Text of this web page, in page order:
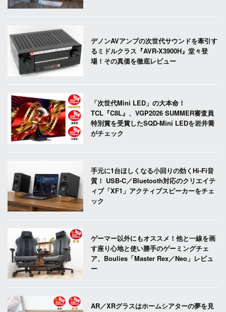
デノンAVアンプの次世代サウンドを牽引す
るミドルクラス『AVR-X3900H』堂々登
場！その真価を徹底レビュー
「次世代Mini LED」の大本命！
TCL『C8L』、VGP2026 SUMMER審査員
特別賞を受賞したSQD-Mini LEDを岩井喬
がチェック
手元に1台ほしくなる小回りの効くHi-Fi音
質！ USB-C／Bluetooth対応のクリエイテ
ィブ「XF1」アクティブスピーカーをチェ
ック
ゲーマー以外にもオススメ！他と一線を画
す座り心地と使い勝手のゲーミングチェ
ア、Boulies「Master Rex／Neo」レビュ
ー
AR／XRグラスはホームシアターの夢を見